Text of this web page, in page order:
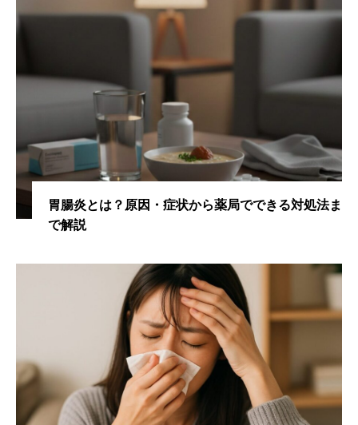
胃腸炎とは？原因・症状から薬局でできる対処法ま
で解説